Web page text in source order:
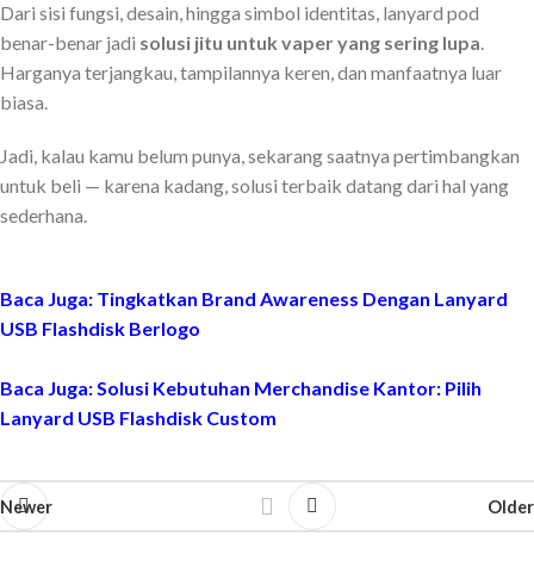
Dari sisi fungsi, desain, hingga simbol identitas, lanyard pod
benar-benar jadi solusi jitu untuk vaper yang sering lupa.
Harganya terjangkau, tampilannya keren, dan manfaatnya luar
biasa.
Jadi, kalau kamu belum punya, sekarang saatnya pertimbangkan
untuk beli — karena kadang, solusi terbaik datang dari hal yang
sederhana.
Baca Juga: Tingkatkan Brand Awareness Dengan Lanyard
USB Flashdisk Berlogo
Baca Juga:Solusi Kebutuhan Merchandise Kantor: Pilih
Lanyard USB Flashdisk Custom
Newer Older